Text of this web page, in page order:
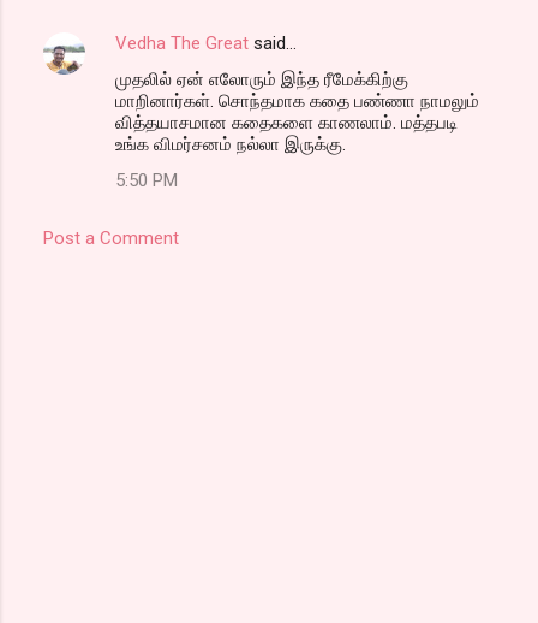
Vedha The Great said…
முதலில் ஏன் எலோரும் இந்த ரீமேக்கிற்கு
மாறினார்கள். சொந்தமாக கதை பண்ணா நாமலும்
வித்தயாசமான கதைகளை காணலாம். மத்தபடி
உங்க விமர்சனம் நல்லா இருக்கு.
5:50 PM
Post a Comment